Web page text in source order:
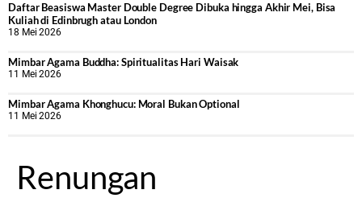
Daftar Beasiswa Master Double Degree Dibuka hingga Akhir Mei, Bisa
Kuliah di Edinbrugh atau London
18 Mei 2026
Mimbar Agama Buddha: Spiritualitas Hari Waisak
11 Mei 2026
Mimbar Agama Khonghucu: Moral Bukan Optional
11 Mei 2026
Renungan